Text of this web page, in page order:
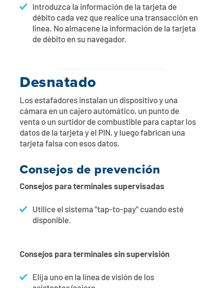
Introduzca la información de la tarjeta de
débito cada vez que realice una transacción en
línea. No almacene la información de la tarjeta
de débito en su navegador.
Desnatado
Los estafadores instalan un dispositivo y una
cámara en un cajero automático, un punto de
venta o un surtidor de combustible para captar los
datos de la tarjeta y el PIN, y luego fabrican una
tarjeta falsa con esos datos.
Consejos de prevención
Consejos para terminales supervisadas
Utilice el sistema "tap-to-pay" cuando esté
disponible.
Consejos para terminales sin supervisión
Elija uno en la línea de visión de los